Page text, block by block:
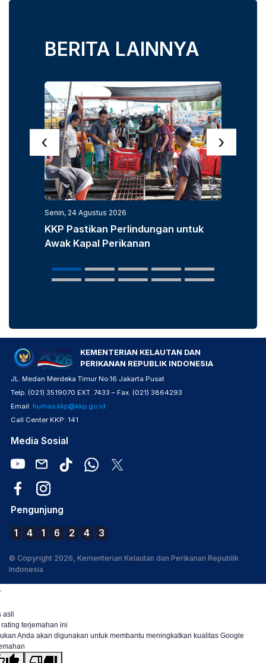
BERITA LAINNYA
Senin, 24 Agustus 2026
KKP Pastikan Perlindungan untuk
Awak Kapal Perikanan
‹ ›
KEMENTERIAN KELAUTAN DAN
PERIKANAN REPUBLIK INDONESIA
JL. Medan Merdeka Timur No.16 Jakarta Pusat
Telp. (021) 3519070 EXT. 7433 – Fax. (021) 3864293
Email: humas.kkp@kkp.go.id
Call Center KKP: 141
Media Sosial
Pengunjung
1 4 1 6 2 4 3
© Copyright 2026, Kementerian Kelautan dan Perikanan Republik
Indonesia
.
asli
terjemahan ini
Anda akan digunakan untuk membantu meningkatkan kualitas Google